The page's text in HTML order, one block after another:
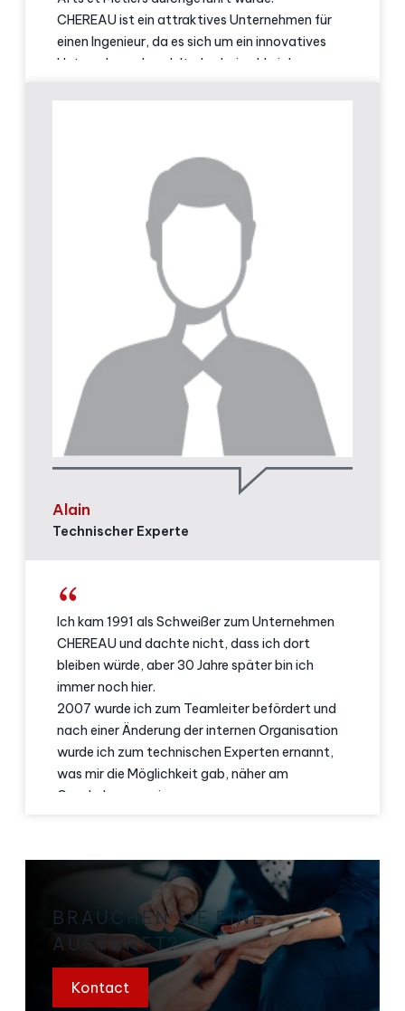
CHEREAU ist ein attraktives Unternehmen für
einen Ingenieur, da es sich um ein innovatives
Unternehmen handelt, das bei zahlreichen
technologischen Vielfalt zu arbeiten.
Darüber hinaus entwickelt CHEREAU ständig
umweltfreundliche Lösungen, was ein Wert ist,
der uns stark verbindet. Das Unternehmen hat
mir auch die Möglichkeit gegeben, mich zum
Manager des Bereichs Mechanische und
Werkstoffentwicklung weiterzuentwickeln.
Alain
Technischer Experte
Ich kam 1991 als Schweißer zum Unternehmen
CHEREAU und dachte nicht, dass ich dort
bleiben würde, aber 30 Jahre später bin ich
immer noch hier.
2007 wurde ich zum Teamleiter befördert und
nach einer Änderung der internen Organisation
wurde ich zum technischen Experten ernannt,
was mir die Möglichkeit gab, näher am
Geschehen zu sein.
Berufe und des Know-hows sowie die Teilnahme
an verschiedenen Arbeitsgruppen.
Während meiner Laufbahn hatte ich auch das
Glück, mein Fachwissen an neue Mitarbeiter
weitergeben zu können.
CHEREAU hat mich während meiner gesamten
Laufbahn durch interne und externe Schulungen
BRAUCHEN SIE EINE
AUSKUNFT?
Kontact